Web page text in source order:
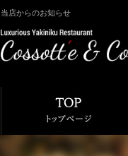
当店からのお知らせ